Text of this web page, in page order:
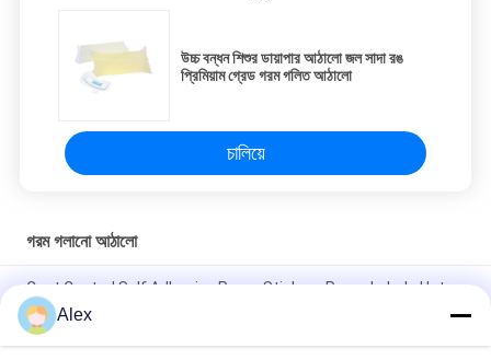
উচ্চ বন্ধন শিশুর ডায়াপার আঠালো জল সাদা রঙ
প্রিমিয়াম গ্রেড গরম গলিত আঠালো
চালিয়ে
গরম গলানো আঠালো
Cast Coated Self Adhesive Paper Stickers Paper Labels Hot
Melt Glue
Skin care safe Raw Materials For Baby Diapers Use Elastic Hot
Alex